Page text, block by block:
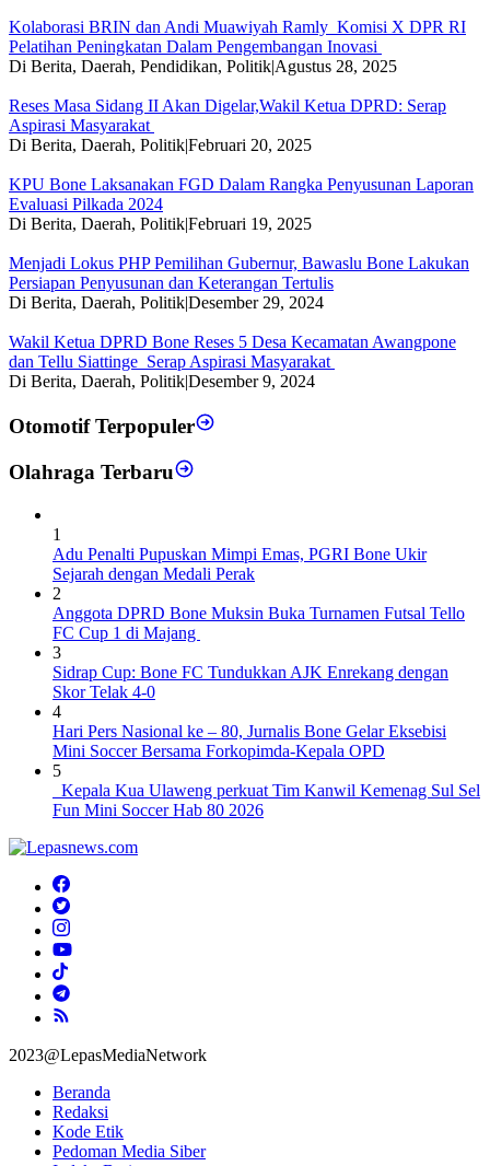
Kolaborasi BRIN dan Andi Muawiyah Ramly Komisi X DPR RI
Pelatihan Peningkatan Dalam Pengembangan Inovasi
Di Berita, Daerah, Pendidikan, Politik|Agustus 28, 2025
Reses Masa Sidang II Akan Digelar,Wakil Ketua DPRD: Serap
Aspirasi Masyarakat
Di Berita, Daerah, Politik|Februari 20, 2025
KPU Bone Laksanakan FGD Dalam Rangka Penyusunan Laporan
Evaluasi Pilkada 2024
Di Berita, Daerah, Politik|Februari 19, 2025
Menjadi Lokus PHP Pemilihan Gubernur, Bawaslu Bone Lakukan
Persiapan Penyusunan dan Keterangan Tertulis
Di Berita, Daerah, Politik|Desember 29, 2024
Wakil Ketua DPRD Bone Reses 5 Desa Kecamatan Awangpone
dan Tellu Siattinge Serap Aspirasi Masyarakat
Di Berita, Daerah, Politik|Desember 9, 2024
Otomotif Terpopuler
Olahraga Terbaru
1
Adu Penalti Pupuskan Mimpi Emas, PGRI Bone Ukir
Sejarah dengan Medali Perak
2
Anggota DPRD Bone Muksin Buka Turnamen Futsal Tello
FC Cup 1 di Majang
3
Sidrap Cup: Bone FC Tundukkan AJK Enrekang dengan
Skor Telak 4-0
4
Hari Pers Nasional ke – 80, Jurnalis Bone Gelar Eksebisi
Mini Soccer Bersama Forkopimda-Kepala OPD
5
Kepala Kua Ulaweng perkuat Tim Kanwil Kemenag Sul Sel
Fun Mini Soccer Hab 80 2026
2023@LepasMediaNetwork
Beranda
Redaksi
Kode Etik
Pedoman Media Siber